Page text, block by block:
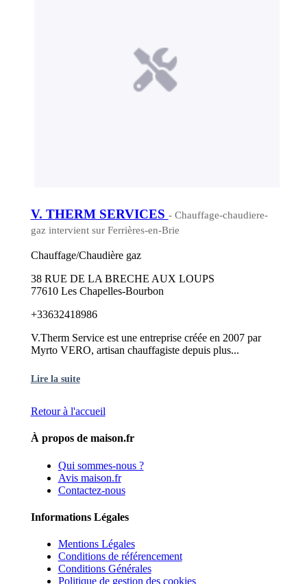
V. THERM SERVICES - Chauffage-chaudiere-
gaz intervient sur Ferrières-en-Brie
Chauffage/Chaudière gaz
38 RUE DE LA BRECHE AUX LOUPS
77610 Les Chapelles-Bourbon
+33632418986
V.Therm Service est une entreprise créée en 2007 par
Myrto VERO, artisan chauffagiste depuis plus...
Lire la suite
Retour à l'accueil
À propos de maison.fr
Qui sommes-nous ?
Avis maison.fr
Contactez-nous
Informations Légales
Mentions Légales
Conditions de référencement
Conditions Générales
Politique de gestion des cookies